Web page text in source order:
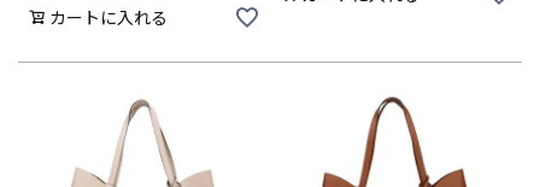
カートに入れる